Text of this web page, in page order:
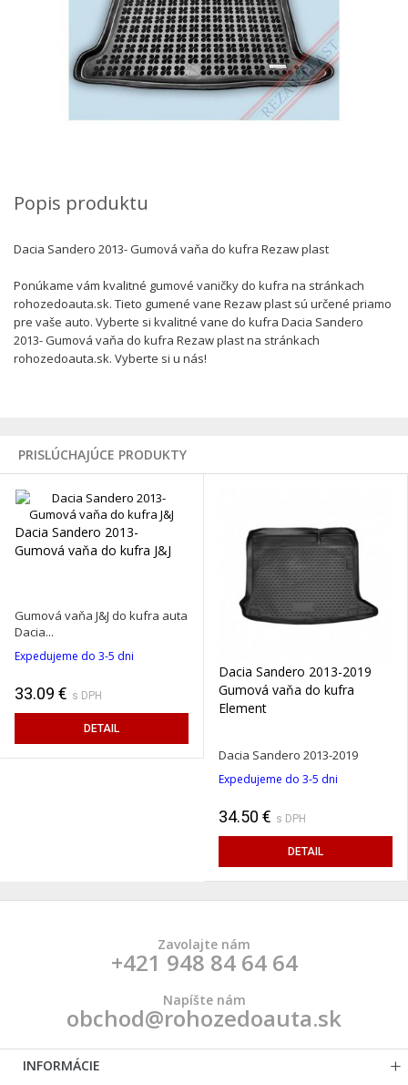
Popis produktu
Dacia Sandero 2013- Gumová vaňa do kufra Rezaw plast
Ponúkame vám kvalitné gumové vaničky do kufra na stránkach
rohozedoauta.sk. Tieto gumené vane Rezaw plast sú určené priamo
pre vaše auto. Vyberte si kvalitné vane do kufra Dacia Sandero
2013- Gumová vaňa do kufra Rezaw plast na stránkach
rohozedoauta.sk. Vyberte si u nás!
PRISLÚCHAJÚCE PRODUKTY
Dacia Sandero 2013-
Gumová vaňa do kufra J&J
Gumová vaňa J&J do kufra auta
Dacia...
Expedujeme do 3-5 dni
33.09 € s DPH
DETAIL
Dacia Sandero 2013-2019
Gumová vaňa do kufra
Element
Dacia Sandero 2013-2019
Expedujeme do 3-5 dni
34.50 € s DPH
DETAIL
Zavolajte nám
+421 948 84 64 64
Napíšte nám
obchod@rohozedoauta.sk
INFORMÁCIE